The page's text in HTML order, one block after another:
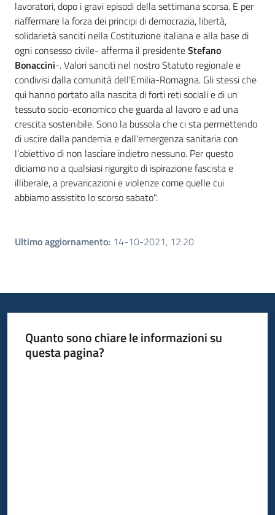
lavoratori, dopo i gravi episodi della settimana scorsa. E per
riaffermare la forza dei principi di democrazia, libertà,
solidarietà sanciti nella Costituzione italiana e alla base di
ogni consesso civile- afferma il presidenteStefano
Bonaccini-. Valori sanciti nel nostro Statuto regionale e
condivisi dalla comunità dell'Emilia-Romagna. Gli stessi che
qui hanno portato alla nascita di forti reti sociali e di un
tessuto socio-economico che guarda al lavoro e ad una
crescita sostenibile. Sono la bussola che ci sta permettendo
di uscire dalla pandemia e dall'emergenza sanitaria con
l’obiettivo di non lasciare indietro nessuno. Per questo
diciamo no a qualsiasi rigurgito di ispirazione fascista e
illiberale, a prevaricazioni e violenze come quelle cui
abbiamo assistito lo scorso sabato".
Ultimo aggiornamento: 14-10-2021, 12:20
Quanto sono chiare le informazioni su
questa pagina?